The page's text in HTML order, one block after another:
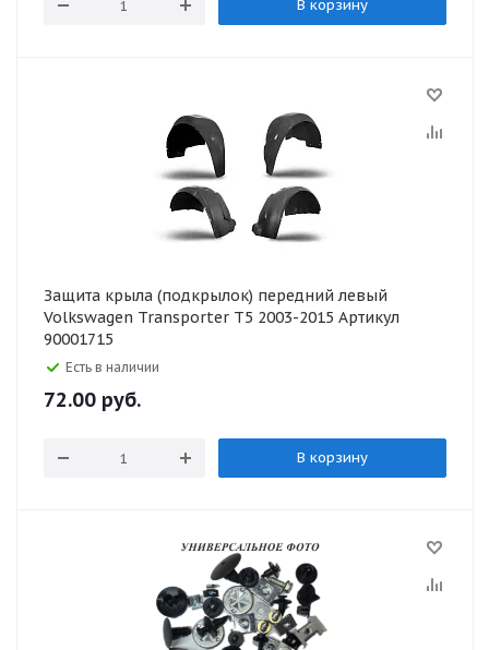
В корзину
Защита крыла (подкрылок) передний левый
Volkswagen Transporter T5 2003-2015 Артикул
90001715
Есть в наличии
72.00 руб.
В корзину